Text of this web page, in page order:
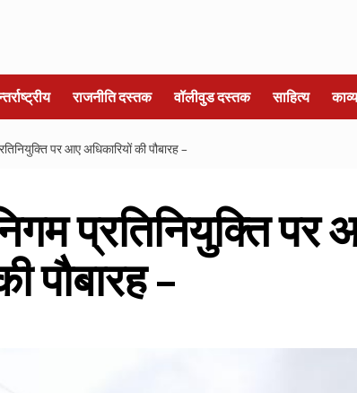
राजनीति दस्तक वॉलीवुड दस्तक साहित्य
पर आए अधिकारियों की पौबारह –
प्रतिनियुक्ति पर
पौबारह –